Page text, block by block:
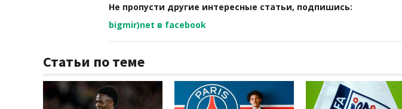
Не пропусти другие интересные статьи, подпишись:
bigmir)net в facebook
Статьи по теме